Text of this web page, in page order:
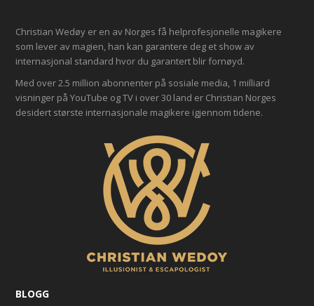
Christian Wedøy er en av Norges få helprofesjonelle magikere
som lever av magien, han kan garantere deg et show av
internasjonal standard hvor du garantert blir fornøyd.
Med over 2.5 million abonnenter på sosiale media, 1 milliard
visninger på YouTube og TV i over 30 land er Christian Norges
desidert største internasjonale magikere igjennom tidene.
BLOGG